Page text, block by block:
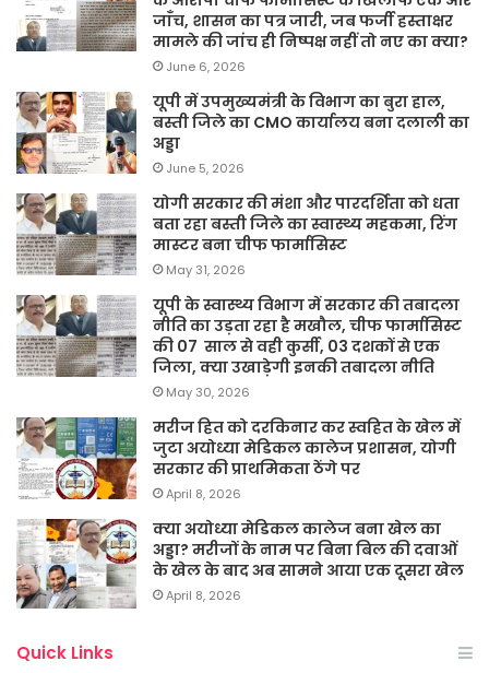
जाँच, शासन का पत्र जारी, जब फर्जी हस्ताक्षर
मामले की जांच ही निष्पक्ष नहीं तो नए का क्या?
June 6, 2026
यूपी में उपमुख्यमंत्री के विभाग का बुरा हाल,
बस्ती जिले का CMO कार्यालय बना दलाली का
अड्डा
June 5, 2026
योगी सरकार की मंशा और पारदर्शिता को धता
बता रहा बस्ती जिले का स्वास्थ्य महकमा, रिंग
मास्टर बना चीफ फार्मासिस्ट
May 31, 2026
यूपी के स्वास्थ्य विभाग में सरकार की तबादला
नीति का उड़ता रहा है मखौल, चीफ फार्मासिस्ट
की 07 साल से वही कुर्सी, 03 दशकों से एक
जिला, क्या उखाड़ेगी इनकी तबादला नीति
May 30, 2026
मरीज हित को दरकिनार कर स्वहित के खेल में
जुटा अयोध्या मेडिकल कालेज प्रशासन, योगी
सरकार की प्राथमिकता ठेंगे पर
April 8, 2026
क्या अयोध्या मेडिकल कालेज बना खेल का
अड्डा? मरीजों के नाम पर बिना बिल की दवाओं
के खेल के बाद अब सामने आया एक दूसरा खेल
April 8, 2026
Quick Links